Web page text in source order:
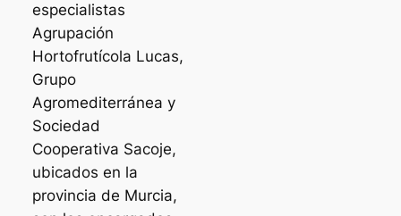
especialistas
Agrupación
Hortofrutícola Lucas,
Grupo
Agromediterránea y
Sociedad
Cooperativa Sacoje,
ubicados en la
provincia de Murcia,